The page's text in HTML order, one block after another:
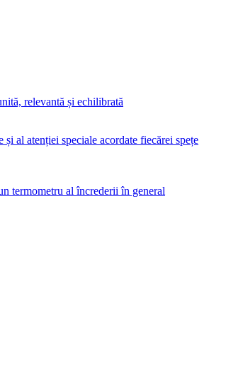
relevantă și echilibrată
al atenției speciale acordate fiecărei spețe
termometru al încrederii în general